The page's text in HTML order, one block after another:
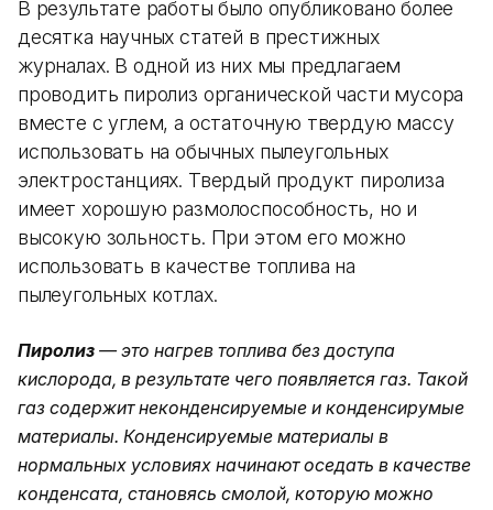
В результате работы было опубликовано более
десятка научных статей в престижных
журналах. В одной из них мы предлагаем
проводить пиролиз органической части мусора
вместе с углем, а остаточную твердую массу
использовать на обычных пылеугольных
электростанциях. Твердый продукт пиролиза
имеет хорошую размолоспособность, но и
высокую зольность. При этом его можно
использовать в качестве топлива на
пылеугольных котлах.
Пиролиз — это нагрев топлива без доступа
кислорода, в результате чего появляется газ. Такой
газ содержит неконденсируемые и конденсирумые
материалы. Конденсируемые материалы в
нормальных условиях начинают оседать в качестве
конденсата, становясь смолой, которую можно